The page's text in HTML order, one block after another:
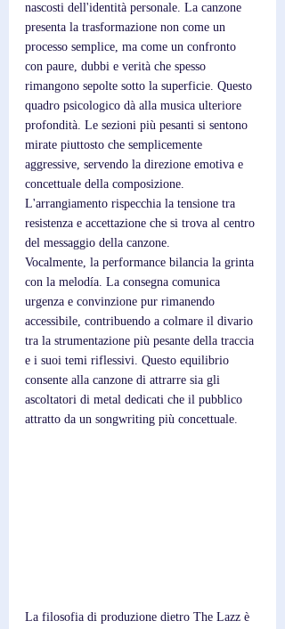
nascosti dell'identità personale. La canzone
presenta la trasformazione non come un
processo semplice, ma come un confronto
con paure, dubbi e verità che spesso
rimangono sepolte sotto la superficie. Questo
quadro psicologico dà alla musica ulteriore
profondità. Le sezioni più pesanti si sentono
mirate piuttosto che semplicemente
aggressive, servendo la direzione emotiva e
concettuale della composizione.
L'arrangiamento rispecchia la tensione tra
resistenza e accettazione che si trova al centro
del messaggio della canzone.
Vocalmente, la performance bilancia la grinta
con la melodía. La consegna comunica
urgenza e convinzione pur rimanendo
accessibile, contribuendo a colmare il divario
tra la strumentazione più pesante della traccia
e i suoi temi riflessivi. Questo equilibrio
consente alla canzone di attrarre sia gli
ascoltatori di metal dedicati che il pubblico
attratto da un songwriting più concettuale.
La filosofia di produzione dietro The Lazz è